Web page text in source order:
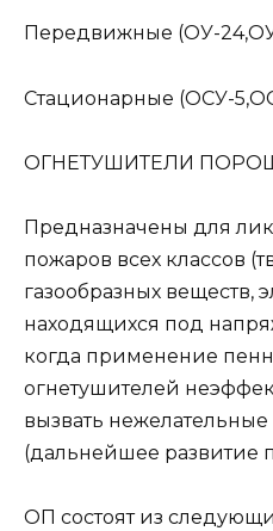
Передвижные (ОУ-
Стационарные (ОСУ-
ОГНЕТУШИТЕЛИ
Предназначены для
пожаров всех классов
газообразных веществ,
находящихся под
когда применение
огнетушителей
вызвать
(дальнейшее развитие
ОП состоят из